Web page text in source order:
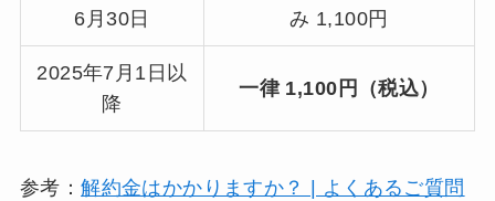
6月30日
み 1,100円
2025年7月1日以
降
一律 1,100円（税込）
参考：解約金はかかりますか？ | よくあるご質問